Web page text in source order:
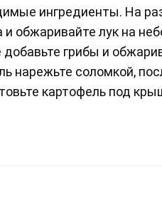
ингредиенты. На
и обжаривайте лук на
добавьте грибы и
нарежьте соломкой,
картофель под